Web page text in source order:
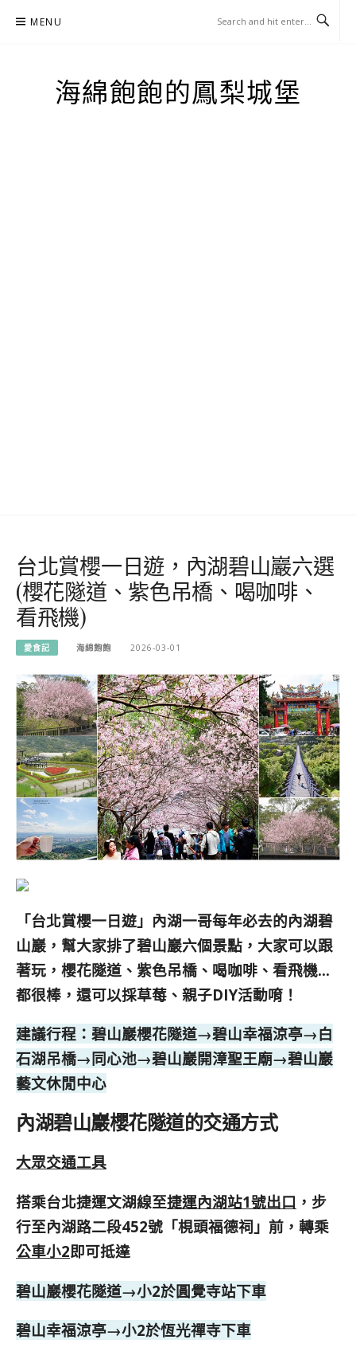
MENU
海綿飽飽的鳳梨城堡
台北賞櫻一日遊，內湖碧山巖六選
(櫻花隧道、紫色吊橋、喝咖啡、
看飛機)
愛食記 海綿飽飽 2026-03-01
「台北賞櫻一日遊」 內湖一哥每年必去的內湖碧
山巖，幫大家排了碧山巖六個景點，大家可以跟
著玩，櫻花隧道、紫色吊橋、喝咖啡、看飛機…
都很棒，還可以採草莓、親子DIY活動唷！
建議行程：碧山巖櫻花隧道→碧山幸福涼亭→白
石湖吊橋→同心池→碧山巖開漳聖王廟→碧山巖
藝文休閒中心
內湖碧山巖櫻花隧道的交通方式
大眾交通工具
搭乘台北捷運文湖線至捷運內湖站1號出口 ，步
行至內湖路二段452號「梘頭福德祠」前，轉乘
公車小2即可抵達
碧山巖櫻花隧道→小2於圓覺寺站下車
碧山幸福涼亭→小2於恆光禪寺下車